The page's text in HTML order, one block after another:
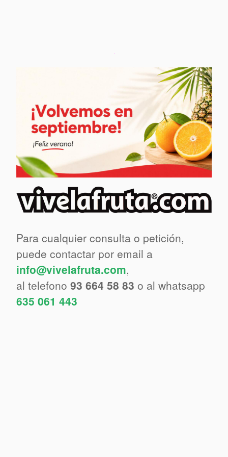
Para cualquier consulta o petición,
puede contactar por email a
info@vivelafruta.com,
al telefono 93 664 58 83 o al whatsapp
635 061 443